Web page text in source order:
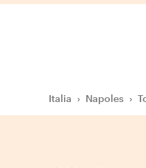
Italia › Napoles ›